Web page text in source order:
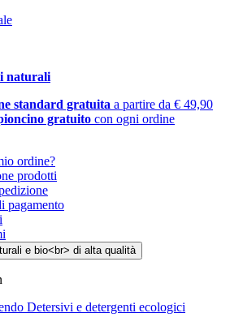
naturali
standard gratuita a partire da € 49,90
gratuito con ogni ordine
ordine?
prodotti
pagamento
Detersivi e detergenti ecologici